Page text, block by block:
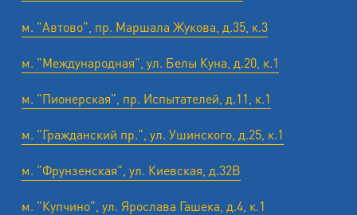
м. "Автово", пр. Маршала Жукова, д.35, к.3
м. "Международная", ул. Белы Куна, д.20, к.1
м. "Пионерская", пр. Испытателей, д.11, к.1
м. "Гражданский пр.", ул. Ушинского, д.25, к.1
м. "Фрунзенская", ул. Киевская, д.32В
м. "Купчино", ул. Ярослава Гашека, д.4, к.1